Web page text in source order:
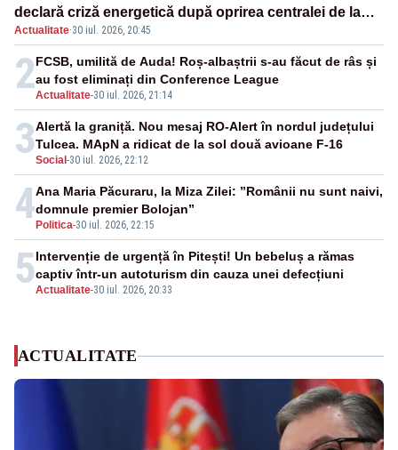
declară criză energetică după oprirea centralei de la
Paks
Actualitate·30 iul. 2026, 20:45
2Actualitate-30 iul. 2026, 21:14
FCSB, umilită de Auda! Roș-albaștrii s-au făcut de râs și
au fost eliminați din Conference League
3Social -30 iul. 2026, 22:12
Alertă la graniță. Nou mesaj RO-Alert în nordul județului
Tulcea. MApN a ridicat de la sol două avioane F-16
4 Politica-30 iul. 2026, 22:15
Ana Maria Păcuraru, la Miza Zilei: ”Românii nu sunt naivi,
domnule premier Bolojan”
5Actualitate-30 iul. 2026, 20:33
Intervenție de urgență în Pitești! Un bebeluș a rămas
captiv într-un autoturism din cauza unei defecțiuni
ACTUALITATE